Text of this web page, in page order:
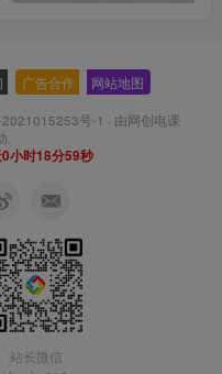
广告合作 网站地图
号-1 · 由网创电课
.
0小时19分0秒
站长微信